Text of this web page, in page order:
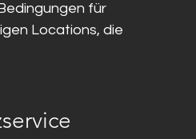
für
Locations, die